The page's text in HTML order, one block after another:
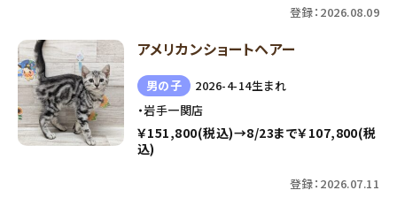
登録：2026.08.09
アメリカンショートヘアー
男の子
2026-4-14生まれ
・岩手一関店
￥151,800(税込)→8/23まで￥107,800(税
込)
登録：2026.07.11